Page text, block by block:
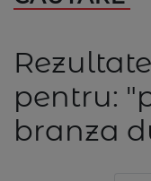
pentru:
branza